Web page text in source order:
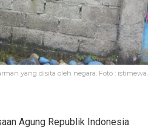
yang disita oleh negara. Foto : istimewa.
Agung Republik Indonesia